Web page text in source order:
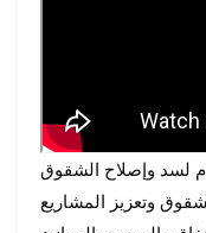
لسد وإصلاح الشقوق
وتعزيز المشاريع